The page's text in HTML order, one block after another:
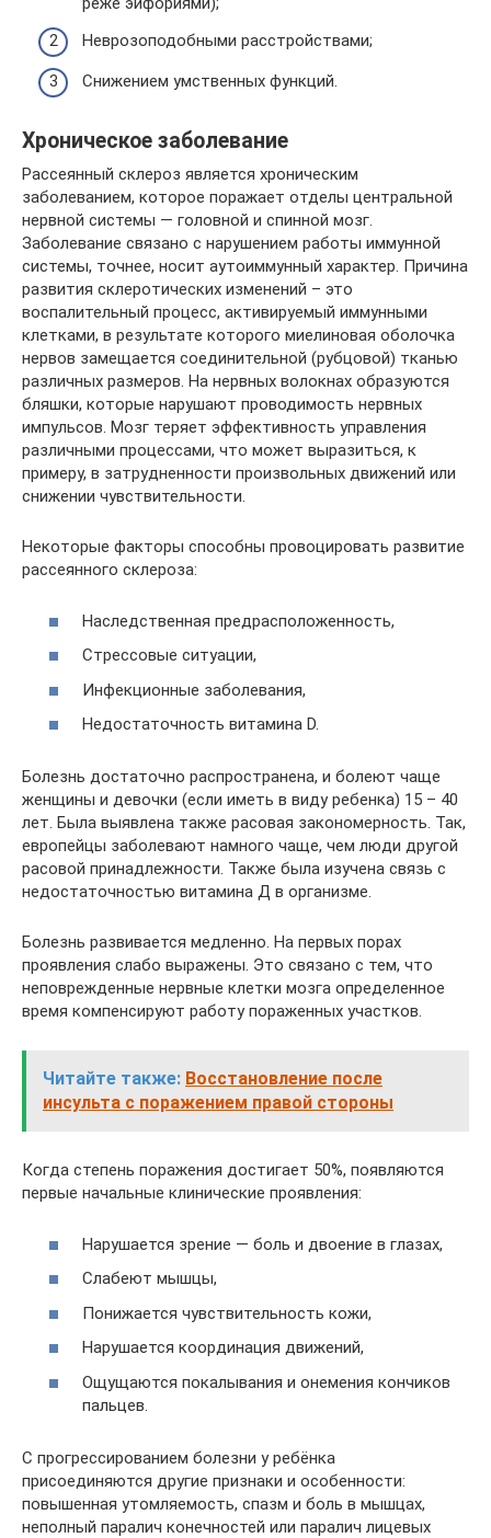
Неврозоподобными расстройствами;
Снижением умственных функций.
Хроническое заболевание
Рассеянный склероз является хроническим
заболеванием, которое поражает отделы центральной
нервной системы — головной и спинной мозг.
Заболевание связано с нарушением работы иммунной
системы, точнее, носит аутоиммунный характер. Причина
развития склеротических изменений – это
воспалительный процесс, активируемый иммунными
клетками, в результате которого миелиновая оболочка
нервов замещается соединительной (рубцовой) тканью
различных размеров. На нервных волокнах образуются
бляшки, которые нарушают проводимость нервных
импульсов. Мозг теряет эффективность управления
различными процессами, что может выразиться, к
примеру, в затрудненности произвольных движений или
снижении чувствительности.
Некоторые факторы способны провоцировать развитие
рассеянного склероза:
Наследственная предрасположенность,
Стрессовые ситуации,
Инфекционные заболевания,
Недостаточность витамина D.
Болезнь достаточно распространена, и болеют чаще
женщины и девочки (если иметь в виду ребенка) 15 – 40
лет. Была выявлена также расовая закономерность. Так,
европейцы заболевают намного чаще, чем люди другой
расовой принадлежности. Также была изучена связь с
недостаточностью витамина Д в организме.
Болезнь развивается медленно. На первых порах
проявления слабо выражены. Это связано с тем, что
неповрежденные нервные клетки мозга определенное
время компенсируют работу пораженных участков.
Читайте также: Восстановление после
инсульта с поражением правой стороны
Когда степень поражения достигает 50%, появляются
первые начальные клинические проявления:
Нарушается зрение — боль и двоение в глазах,
Слабеют мышцы,
Понижается чувствительность кожи,
Нарушается координация движений,
Ощущаются покалывания и онемения кончиков
пальцев.
С прогрессированием болезни у ребёнка
присоединяются другие признаки и особенности:
повышенная утомляемость, спазм и боль в мышцах,
неполный паралич конечностей или паралич лицевых